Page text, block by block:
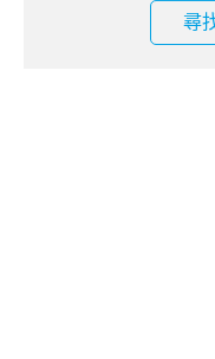
尋